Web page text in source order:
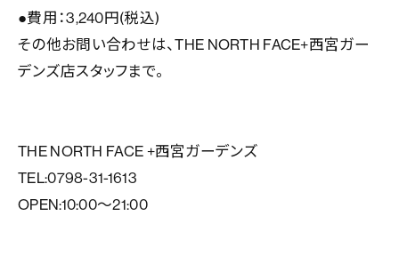
●費用：3,240円(税込)
その他お問い合わせは、THE NORTH FACE+西宮ガー
デンズ店スタッフまで。
THE NORTH FACE +西宮ガーデンズ
TEL:0798-31-1613
OPEN:10:00～21:00